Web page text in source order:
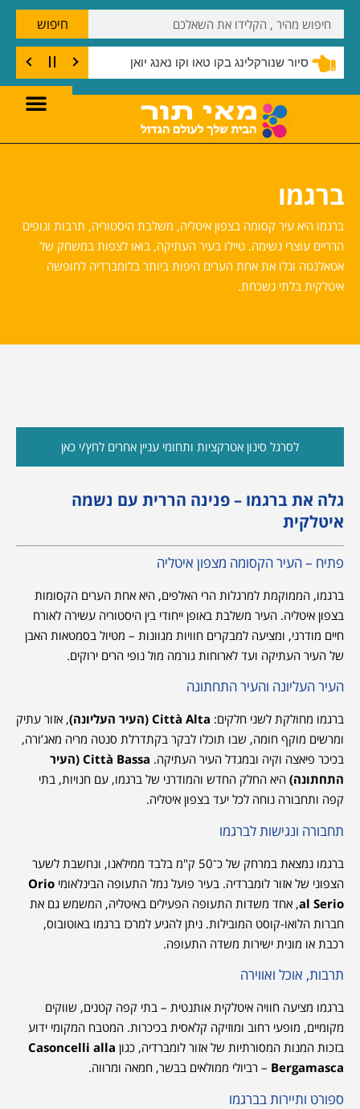
סיור שנורקלינג בקו טאו וקו נאנג יואן בצוק קו טאו
חיפוש
ברגמו
ברגמו היא עיר קסומה בצפון איטליה, משלבת היסטוריה, תרבות ונופים
הרריים עוצרי נשימה. טיילו בעיר העתיקה, בואו לצפות במשחק של
אטאלנטה וגלו את אחת הערים היפות ביותר בלומברדיה לחופשה
איטלקית בלתי נשכחת.
לסרגל סינון אטרקציות ותחומי עניין אחרים לחץ/י כאן
גלה את ברגמו – פנינה הררית עם נשמה
איטלקית
פתיח – העיר הקסומה מצפון איטליה
ברגמו, הממוקמת למרגלות הרי האלפים, היא אחת הערים הקסומות
בצפון איטליה. העיר משלבת באופן ייחודי בין היסטוריה עשירה לאורח
חיים מודרני, ומציעה למבקרים חוויות מגוונות – מטיול בסמטאות האבן
של העיר העתיקה ועד לארוחות גורמה מול נופי הרים ירוקים.
העיר העליונה והעיר התחתונה
ברגמו מחולקת לשני חלקים: Città Alta (העיר העליונה)
, אזור עתיק
ומרשים מוקף חומה, שבו תוכלו לבקר בקתדרלת סנטה מריה מאג’ורה,
בכיכר פיאצה וקיה ובמגדל העיר העתיקה.
Città Bassa (העיר
התחתונה) היא החלק החדש והמודרני של ברגמו, עם חנויות, בתי
קפה ותחבורה נוחה לכל יעד בצפון איטליה.
תחבורה ונגישות לברגמו
ברגמו נמצאת במרחק של כ־50 ק"מ בלבד ממילאנו, ונחשבת לשער
הצפוני של אזור לומברדיה. בעיר פועל נמל התעופה הבינלאומי Orio
al Serio, אחד משדות התעופה הפעילים באיטליה, המשמש גם את
חברות הלואו-קוסט המובילות. ניתן להגיע למרכז ברגמו באוטובוס,
רכבת או מונית ישירות משדה התעופה.
תרבות, אוכל ואווירה
ברגמו מציעה חוויה איטלקית אותנטית – בתי קפה קטנים, שווקים
מקומיים, מופעי רחוב ומוזיקה קלאסית בכיכרות. המטבח המקומי ידוע
בזכות המנות המסורתיות של אזור לומברדיה, כגון Casoncelli alla
Bergamasca – רביולי ממולאים בבשר, חמאה ומרווה.
ספורט ותיירות בברגמו